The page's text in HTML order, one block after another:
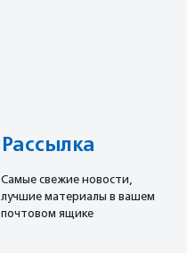
Рассылка
Cамые свежие новости,
лучшие материалы в вашем
почтовом ящике